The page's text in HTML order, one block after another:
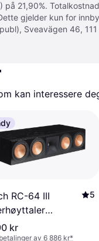
på 21,90%.
gjelder kun for
Sveavägen 46,
kan interessere
RC-64 III
5
kr
av 6 886 kr*